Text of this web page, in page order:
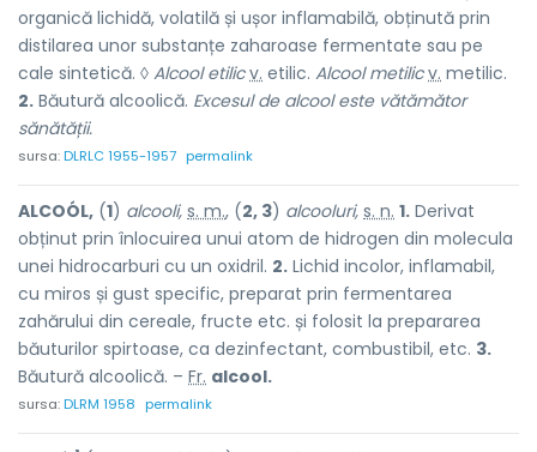
organică lichidă, volatilă și ușor inflamabilă, obținută prin
distilarea unor substanțe zaharoase fermentate sau pe
cale sintetică. ◊ Alcool etilic v. etilic. Alcool metilic v. metilic.
2. Băutură alcoolică. Excesul de alcool este vătămător
sănătății.
sursa:DLRLC 1955-1957 permalink
ALCOÓL, (1) alcooli, s. m., (2, 3) alcooluri, s. n. 1. Derivat
obținut prin înlocuirea unui atom de hidrogen din molecula
unei hidrocarburi cu un oxidril. 2. Lichid incolor, inflamabil,
cu miros și gust specific, preparat prin fermentarea
zahărului din cereale, fructe etc. și folosit la prepararea
băuturilor spirtoase, ca dezinfectant, combustibil, etc. 3.
Băutură alcoolică. – Fr. alcool.
sursa:DLRM 1958 permalink